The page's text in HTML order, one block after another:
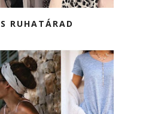
RUHATÁRAD